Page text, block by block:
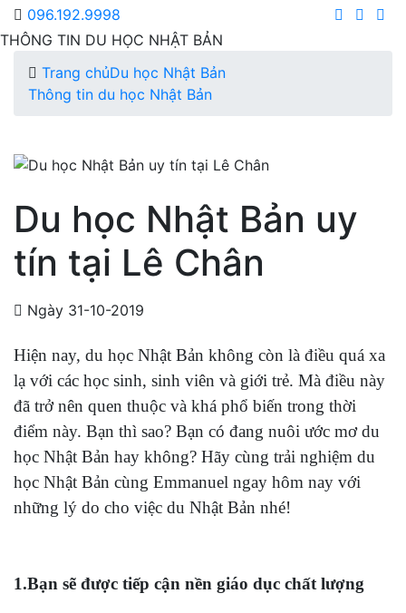
096.192.9998
THÔNG TIN DU HỌC NHẬT BẢN
Trang chủDu học Nhật Bản
Thông tin du học Nhật Bản
Du học Nhật Bản uy
tín tại Lê Chân
Ngày 31-10-2019
Hiện nay, du học Nhật Bản không còn là điều quá xa
lạ với các học sinh, sinh viên và giới trẻ. Mà điều này
đã trở nên quen thuộc và khá phổ biến trong thời
điểm này. Bạn thì sao? Bạn có đang nuôi ước mơ du
học Nhật Bản hay không? Hãy cùng trải nghiệm du
học Nhật Bản cùng Emmanuel ngay hôm nay với
những lý do cho việc du Nhật Bản nhé!
1.Bạn sẽ được tiếp cận nền giáo dục chất lượng